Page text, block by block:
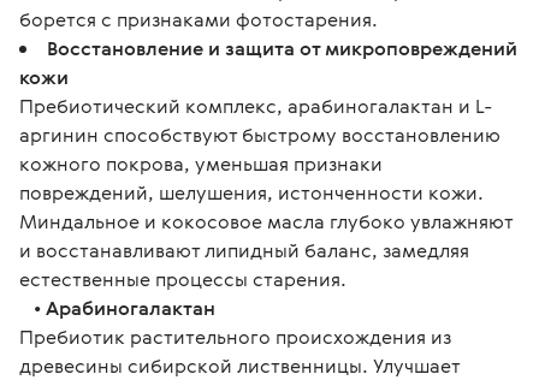
борется с признаками фотостарения.
Восстановление и защита от микроповреждений
кожи
Пребиотический комплекс, арабиногалактан и L-
аргинин способствуют быстрому восстановлению
кожного покрова, уменьшая признаки
повреждений, шелушения, истонченности кожи.
Миндальное и кокосовое масла глубоко увлажняют
и восстанавливают липидный баланс, замедляя
естественные процессы старения.
•Арабиногалактан
Пребиотик растительного происхождения из
древесины сибирской лиственницы. Улучшает